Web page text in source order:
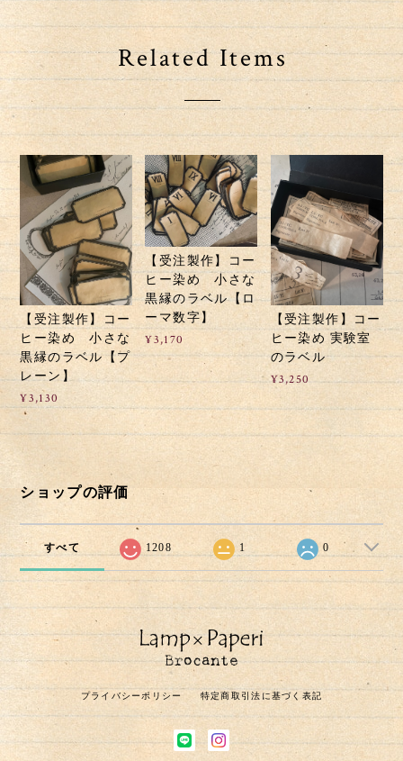
Related Items
【受注製作】コー
ヒー染め 小さな
黒縁のラベル【プ
レーン】
¥3,130
【受注製作】コー
ヒー染め 小さな
黒縁のラベル【ロ
ーマ数字】
¥3,170
【受注製作】コー
ヒー染め 実験室
のラベル
¥3,250
ショップの評価
すべて 1208 1 0
プライバシーポリシー 特定商取引法に基づく表記